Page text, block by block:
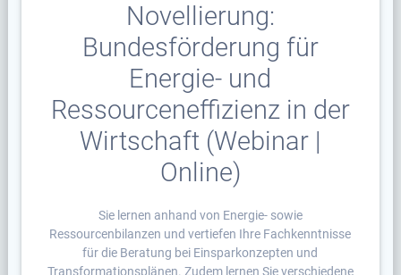
Novellierung:
Bundesförderung für
Energie- und
Ressourceneffizienz in der
Wirtschaft (Webinar |
Online)
Sie lernen anhand von Energie- sowie
Ressourcenbilanzen und vertiefen Ihre Fachkenntnisse
für die Beratung bei Einsparkonzepten und
Transformationsplänen. Zudem lernen Sie verschiedene